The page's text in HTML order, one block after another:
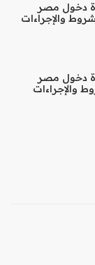
دخول مصر
والإجراءات
دخول مصر
والإجراءات